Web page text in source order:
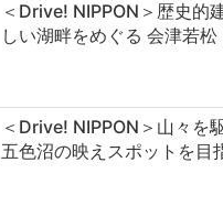
＜Drive! NIPPON＞歴史的
しい湖畔をめぐる 会津若
＜Drive! NIPPON＞山々を
五色沼の映えスポットを目